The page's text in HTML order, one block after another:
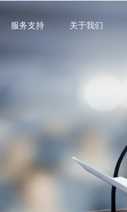
服务支持 关于我们